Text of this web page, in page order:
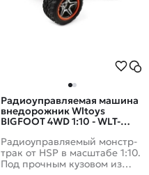
Радиоуправляемая машина
внедорожник Wltoys
BIGFOOT 4WD 1:10 - WLT-
Радиоуправляемый монстр-
трак от HSP в масштабе 1:10.
Под прочным кузовом из